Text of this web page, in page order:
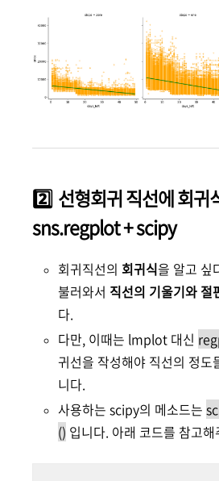
2️⃣ 선형회귀 직선에 회귀
sns.regplot + scipy
회귀직선의 회귀식을 알고 싶
불러와서 직선의 기울기와 절
다.
다만, 이때는 lmplot 대신
귀선을 작성해야 직선의 정도
니다.
사용하는 scipy의 메소드는
() 입니다. 아래 코드를 참고해